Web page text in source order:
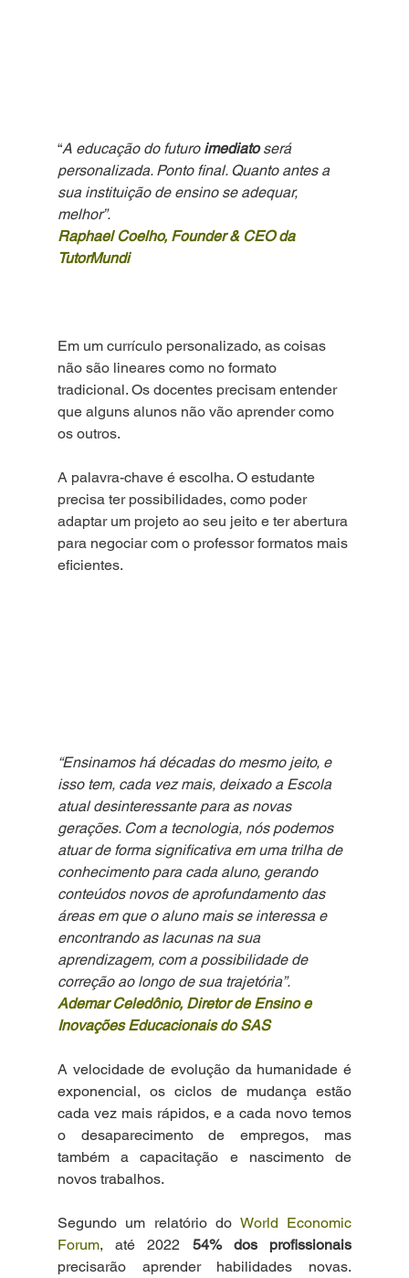
“A educação do futuro imediato será
personalizada. Ponto final. Quanto antes a
sua instituição de ensino se adequar,
melhor”.
Raphael Coelho, Founder & CEO da
TutorMundi
Em um currículo personalizado, as coisas
não são lineares como no formato
tradicional. Os docentes precisam entender
que alguns alunos não vão aprender como
os outros.
A palavra-chave é escolha. O estudante
precisa ter possibilidades, como poder
adaptar um projeto ao seu jeito e ter abertura
para negociar com o professor formatos mais
eficientes.
“Ensinamos há décadas do mesmo jeito, e
isso tem, cada vez mais, deixado a Escola
atual desinteressante para as novas
gerações. Com a tecnologia, nós podemos
atuar de forma significativa em uma trilha de
conhecimento para cada aluno, gerando
conteúdos novos de aprofundamento das
áreas em que o aluno mais se interessa e
encontrando as lacunas na sua
aprendizagem, com a possibilidade de
correção ao longo de sua trajetória”.
Ademar Celedônio, Diretor de Ensino e
Inovações Educacionais do SAS
A velocidade de evolução da humanidade é
exponencial, os ciclos de mudança estão
cada vez mais rápidos, e a cada novo temos
o desaparecimento de empregos, mas
também a capacitação e nascimento de
novos trabalhos.
Segundo um relatório do World Economic
Forum, até 2022 54% dos profissionais
precisarão aprender habilidades novas.